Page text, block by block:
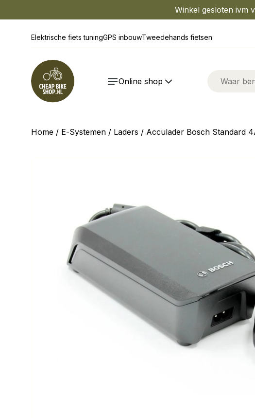
Winkel gesloten ivm
Elektrische fiets tuningGPS inbouwTweedehands fietsen
Online shop
Home / E-Systemen / Laders / Acculader Bosch Standard